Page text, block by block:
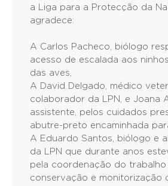
a Liga para a Protecção da
agradece:
A Carlos Pacheco, biólogo
acesso de escalada aos
das aves,
A David Delgado, médico
colaborador da LPN, e Joana
assistente, pelos cuidados
abutre-preto encaminhada
A Eduardo Santos, biólogo e
da LPN que durante anos
pela coordenação do trabalho
conservação e monitorização